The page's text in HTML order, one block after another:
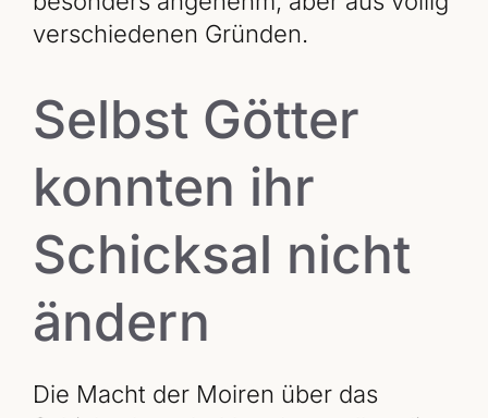
verschiedenen Gründen.
Selbst Götter
konnten ihr
Schicksal nicht
ändern
Die Macht der Moiren über das